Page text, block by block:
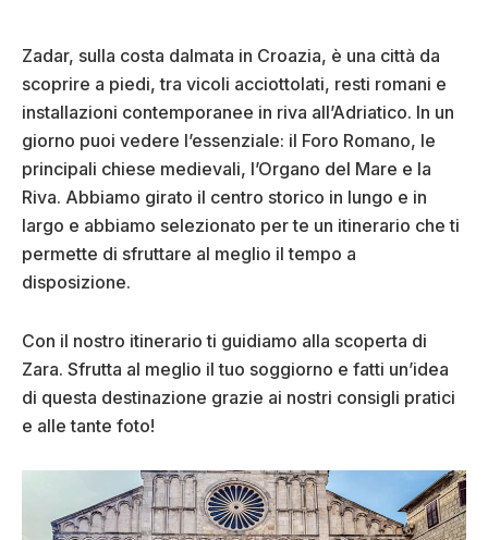
Zadar, sulla costa dalmata in Croazia, è una città da
scoprire a piedi, tra vicoli acciottolati, resti romani e
installazioni contemporanee in riva all’Adriatico. In un
giorno puoi vedere l’essenziale: il Foro Romano, le
principali chiese medievali, l’Organo del Mare e la
Riva. Abbiamo girato il centro storico in lungo e in
largo e abbiamo selezionato per te un itinerario che ti
permette di sfruttare al meglio il tempo a
disposizione.
Con il nostro itinerario ti guidiamo alla scoperta di
Zara. Sfrutta al meglio il tuo soggiorno e fatti un’idea
di questa destinazione grazie ai nostri consigli pratici
e alle tante foto!